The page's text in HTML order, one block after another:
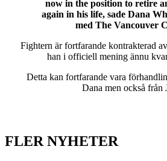
now in the position to retire
again in his life, sade Dana
med The Vancouver
Fightern är fortfarande kontrakterad
han i officiell mening ännu
Detta kan fortfarande vara
Dana men också från
FLER NYHETER